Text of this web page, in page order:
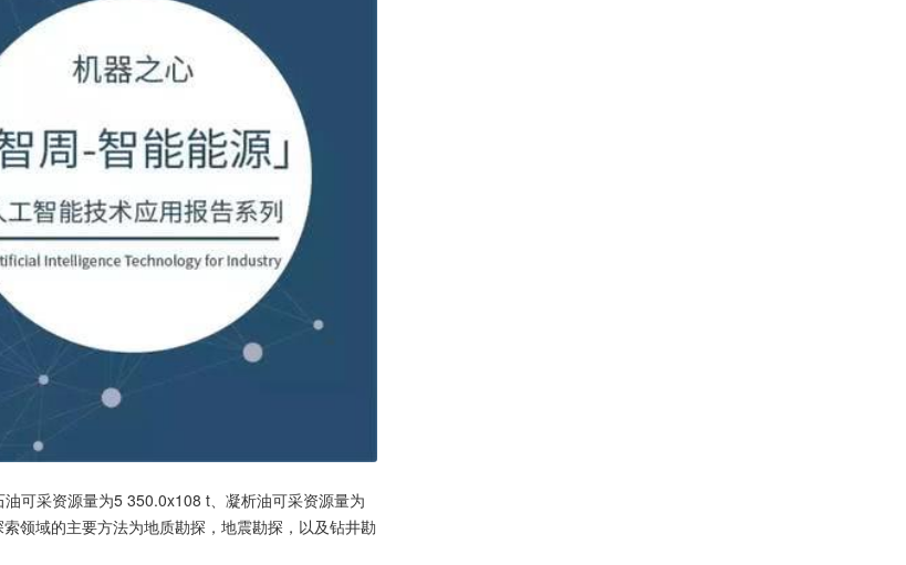
可采资源量为5 350.0x108 t、凝析油可采资源量为
领域的主要方法为地质勘探，地震勘探，以及钻井勘